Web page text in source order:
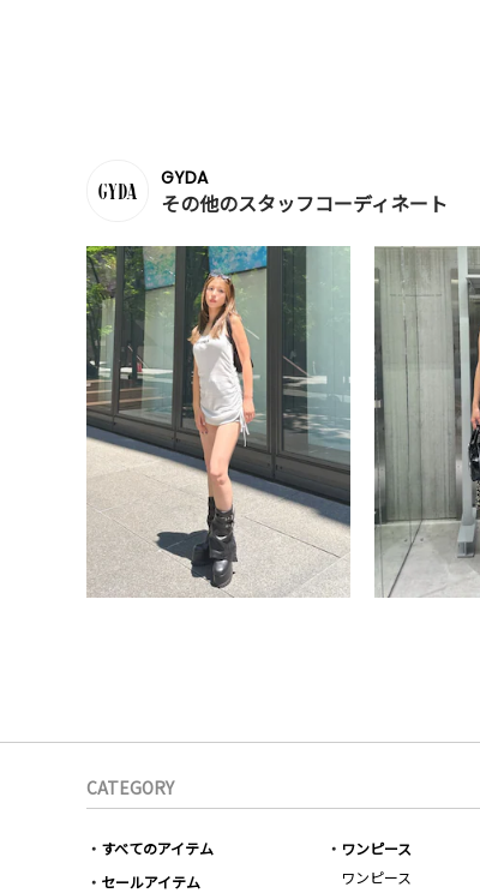
GYDA
その他のスタッフコーディネート
CATEGORY
すべてのアイテム
セールアイテム
ワンピース
ワンピース